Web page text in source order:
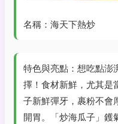
名稱：海天下熱炒
特色與亮點：想吃點澎
擇！食材新鮮，尤其是
子新鮮彈牙，裹粉不會
開胃。「炒海瓜子」鑊